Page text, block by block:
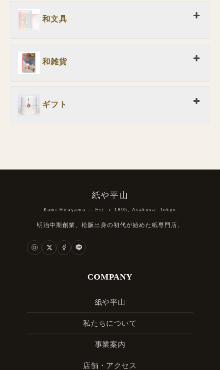
和文具
和雑貨
ギフト
紙や平山
Kami-Hirayama — Est. c.1895, Asakusa, Tokyo
明治中期創業、松阪出身の初代が始めた紙専門店。
COMPANY
紙や平山
私たちについて
事業案内
店舗・アクセス